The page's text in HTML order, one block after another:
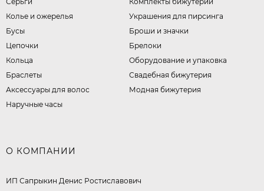
Колье и ожерелья
Бусы
Цепочки
Кольца
Браслеты
Аксессуары для волос
Наручные часы
Украшения для пирсинга
Броши и значки
Брелоки
Оборудование и упаковка
Свадебная бижутерия
Модная бижутерия
О КОМПАНИИ
ИП Сапрыкин Денис Ростиславович